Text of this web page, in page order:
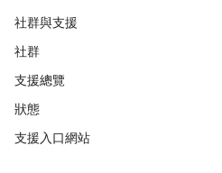
社群與支援
社群
支援總覽
狀態
支援入口網站